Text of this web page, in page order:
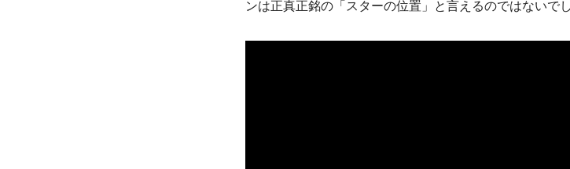
ンは正真正銘の「スターの位置」と言えるのではないで